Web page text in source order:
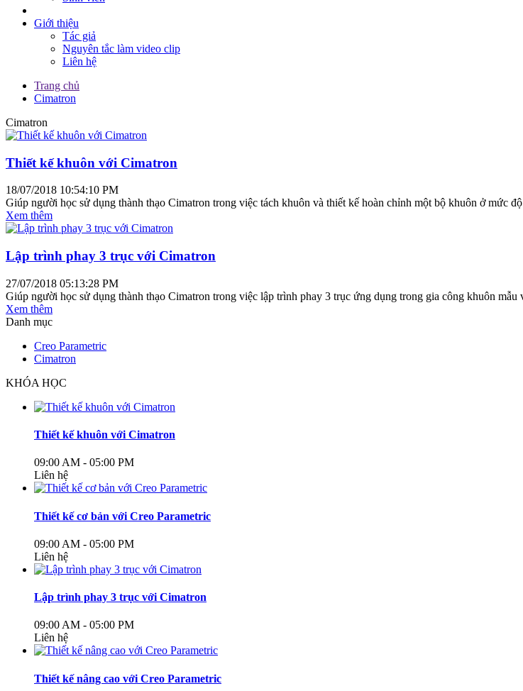
Giới thiệu
Tác giả
Nguyên tắc làm video clip
Liên hệ
Trang chủ
Cimatron
Cimatron
Thiết kế khuôn với Cimatron
18/07/2018 10:54:10 PM
Giúp người học sử dụng thành thạo Cimatron trong việc tách khuôn và thiết kế hoàn chỉnh một bộ khuôn ở mức
Xem thêm
Lập trình phay 3 trục với Cimatron
27/07/2018 05:13:28 PM
Giúp người học sử dụng thành thạo Cimatron trong việc lập trình phay 3 trục ứng dụng trong gia công khuôn mẫu
Xem thêm
Danh mục
Creo Parametric
Cimatron
KHÓA HỌC
Thiết kế khuôn với Cimatron
09:00 AM - 05:00 PM
Liên hệ
Thiết kế cơ bản với Creo Parametric
09:00 AM - 05:00 PM
Liên hệ
Lập trình phay 3 trục với Cimatron
09:00 AM - 05:00 PM
Liên hệ
Thiết kế nâng cao với Creo Parametric